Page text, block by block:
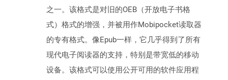
之一。该格式是对旧的OEB（开放电子书格
式）格式的增强，并被用作Mobipocket读取器
的专有格式。像Epub一样，它几乎得到了所有
现代电子阅读器的支持，特别是带宽低的移动
设备。该格式可以使用公开可用的软件应用程